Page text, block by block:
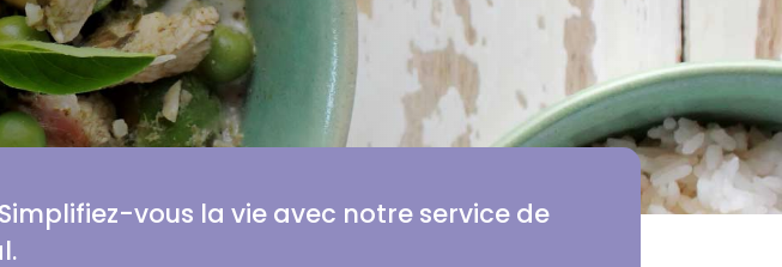
vous la vie avec notre service de